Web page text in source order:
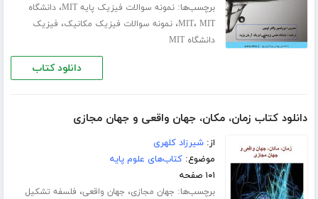
برچسب‌ها:نمونه سوالات فیزیک پایه MIT ،دانشگاه
MIT، MIT ،نمونه سوالات فیزیک مکانیک، فیزیک
دانشگاه MIT
دانلود کتاب
دانلود کتاب زمان، مکان، جهان واقعی و جهان مجازی
از:شیرزاد کلهری
موضوع:کتاب‌های علوم پایه
۱۰۱ صفحه
برچسب‌ها: جهان مجازی، جهان واقعی، فلسفه تشکیل